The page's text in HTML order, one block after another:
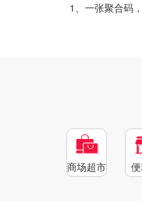
1、一张聚合码
商场超市